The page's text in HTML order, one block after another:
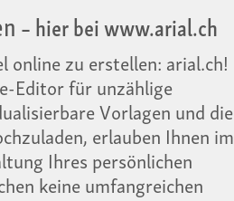
– hier bei www.arial.ch
online zu erstellen: arial.ch!
Editor für unzählige
Vorlagen und die
erlauben Ihnen im
Ihres persönlichen
keine umfangreichen